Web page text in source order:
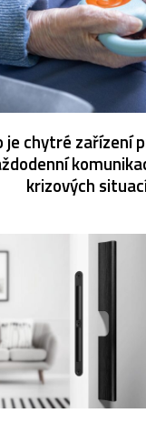
je chytré zařízení
krizových